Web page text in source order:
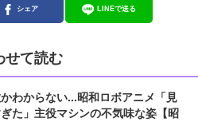
シェア LINEで送る
せて読む
わからない...昭和ロボアニメ「見
た」主役マシンの不気味な姿【昭